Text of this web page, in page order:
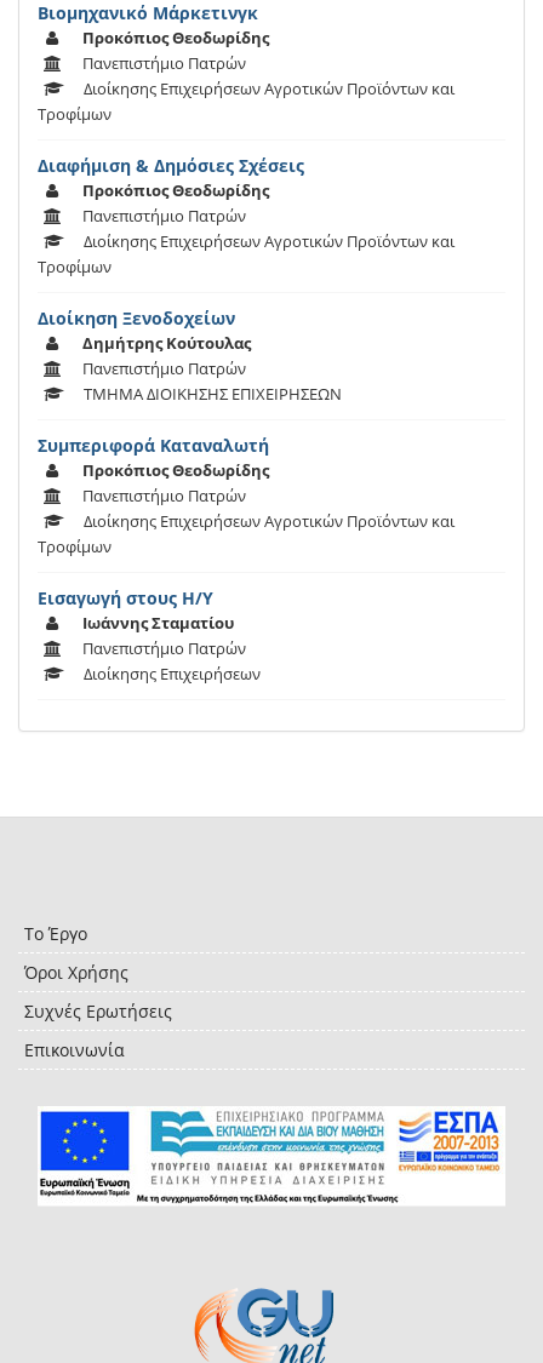
Βιομηχανικό Μάρκετινγκ
Προκόπιος Θεοδωρίδης
Πανεπιστήμιο Πατρών
Διοίκησης Επιχειρήσεων Αγροτικών Προϊόντων και
Τροφίμων
Διαφήμιση & Δημόσιες Σχέσεις
Προκόπιος Θεοδωρίδης
Πανεπιστήμιο Πατρών
Διοίκησης Επιχειρήσεων Αγροτικών Προϊόντων και
Τροφίμων
Διοίκηση Ξενοδοχείων
Δημήτρης Κούτουλας
Πανεπιστήμιο Πατρών
ΤΜΗΜΑ ΔΙΟΙΚΗΣΗΣ ΕΠΙΧΕΙΡΗΣΕΩΝ
Συμπεριφορά Καταναλωτή
Προκόπιος Θεοδωρίδης
Πανεπιστήμιο Πατρών
Διοίκησης Επιχειρήσεων Αγροτικών Προϊόντων και
Τροφίμων
Εισαγωγή στους Η/Υ
Ιωάννης Σταματίου
Πανεπιστήμιο Πατρών
Διοίκησης Επιχειρήσεων
Το Έργο
Όροι Χρήσης
Συχνές Ερωτήσεις
Επικοινωνία